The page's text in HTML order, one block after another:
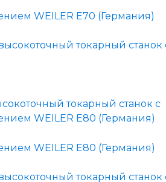
токарный станок с
WEILER E80 (Германия)